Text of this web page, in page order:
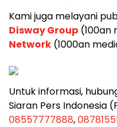
Kami juga melayani
Disway Group (100an
Network (1000an
Untuk informasi,
Siaran Pers Indonesia
08557777888,